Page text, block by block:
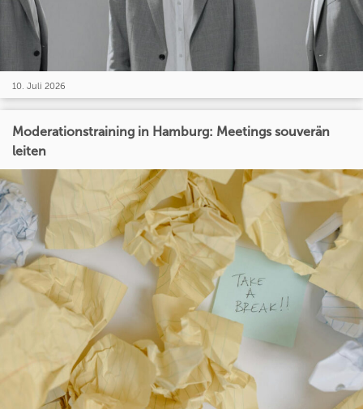
10. Juli 2026
Moderationstraining in Hamburg: Meetings souverän
leiten